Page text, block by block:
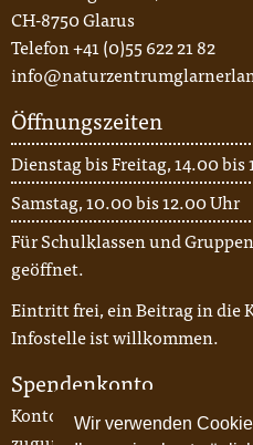
Wir verwenden
CH-8750 Glarus
Telefon +41 (0)55 622 21 82
Öffnungszeiten
Dienstag bis Freitag, 14.00 bis
Samstag, 10.00 bis 12.00 Uhr
Für Schulklassen und
geöffnet.
Eintritt frei, ein Beitrag in die
Infostelle ist willkommen.
Spendenkonto
Konto-Nr. 87-62-5, Glarner